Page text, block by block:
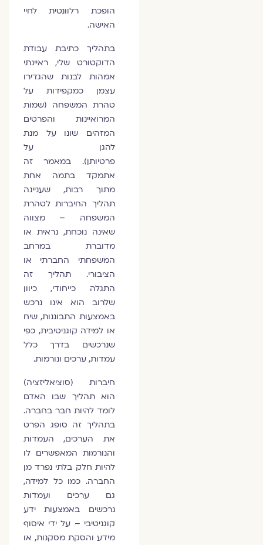
הופכת רלוונטית לחיי
האישה.
בתהליך כתיבת עבודת
הדוקטורט שלי, ראיינתי
אמהות לבנות שהגדירו
עצמן כמקפידות על
טהרת המשפחה (שמות
המרואיינות והפרטים
המזהים שונו על מנת
להגן על
פרטיותן). במאמר זה
אתמקד בתמה אחת
מתוך רבות, שעניינה
תהליך החיברות לטהרת
המשפחה – מצווה
שאינה נוכחת, נראית או
מדוברת במרחב
המשפחתי החברתי או
הציבורי. תהליך זה
התגלה כייחודי, כיוון
שלרוב הוא אינו נרכש
באמצעות התבוננות, שיח
או למידה קוגניטיבית, כפי
שנרכשים בדרך כלל
עמדות, ערכים ונורמות.
חיברות (סוציאליזציה)
הוא תהליך שבו האדם
לומד להיות חבר בחברה.
בתהליך זה סופג הפרט
את הערכים, העמדות
והנורמות המאפשרים לו
להיות חלק בלתי נפרד מן
החברה. כמו כל למידה,
גם ערכים ועמדות
נרכשים באמצעות ידע
קוגניטיבי – על ידי איסוף
מידע והסקת מסקנות, או